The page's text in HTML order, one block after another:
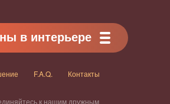
в интерьере
F.A.Q. Контакты
к нашим дружным